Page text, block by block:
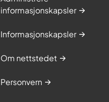
informasjonskapsler
Informasjonskapsler
Om nettstedet
Personvern